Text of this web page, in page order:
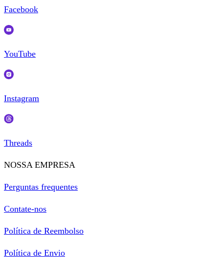
Facebook
YouTube
Instagram
Threads
NOSSA EMPRESA
Perguntas frequentes
Contate-nos
Política de Reembolso
Política de Envio